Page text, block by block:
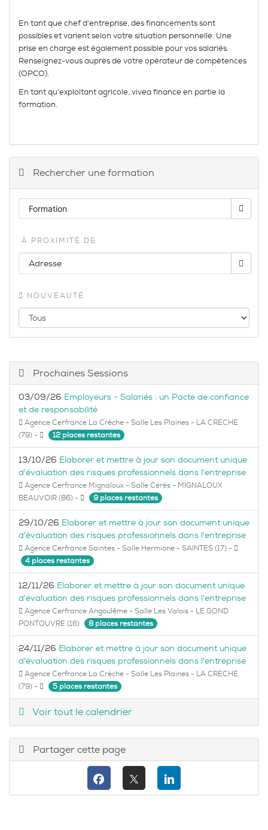
En tant que chef d'entreprise, des financements sont
possibles et varient selon votre situation personnelle. Une
prise en charge est également possible pour vos salariés.
Renseignez-vous auprès de votre opérateur de compétences
(OPCO).
En tant qu'exploitant agricole, vivea finance en partie la
formation.
Rechercher une formation
À PROXIMITÉ DE
NOUVEAUTÉ
Prochaines Sessions
03/09/26 Employeurs - Salariés : un Pacte de confiance
et de responsabilité
Agence Cerfrance La Crèche - Salle Les Plaines - LA CRECHE
(79) -
12 places restantes
13/10/26 Elaborer et mettre à jour son document unique
d'évaluation des risques professionnels dans l'entreprise
Agence Cerfrance Mignaloux - Salle Cérès - MIGNALOUX
BEAUVOIR (86) -
9 places restantes
29/10/26 Elaborer et mettre à jour son document unique
d'évaluation des risques professionnels dans l'entreprise
Agence Cerfrance Saintes - Salle Hermione - SAINTES (17) -
4 places restantes
12/11/26 Elaborer et mettre à jour son document unique
d'évaluation des risques professionnels dans l'entreprise
Agence Cerfrance Angoulême - Salle Les Valois - LE GOND
PONTOUVRE (16)
8 places restantes
24/11/26 Elaborer et mettre à jour son document unique
d'évaluation des risques professionnels dans l'entreprise
Agence Cerfrance La Crèche - Salle Les Plaines - LA CRECHE
(79) -
5 places restantes
Voir tout le calendrier
Partager cette page